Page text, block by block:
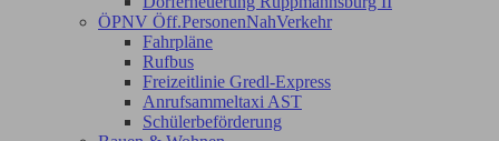
ÖPNV Öff.PersonenNahVerkehr
Fahrpläne
Rufbus
Freizeitlinie Gredl-Express
Anrufsammeltaxi AST
Schülerbeförderung